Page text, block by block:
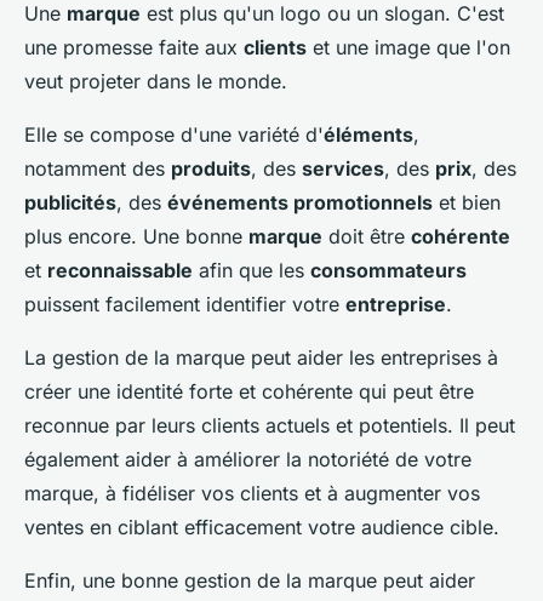
Une marque est plus qu'un logo ou un slogan. C'est
une promesse faite aux clients et une image que l'on
veut projeter dans le monde.
Elle se compose d'une variété d'éléments,
notamment des produits, des services, des prix, des
publicités, des événements promotionnels et bien
plus encore. Une bonne marque doit être cohérente
et reconnaissable afin que les consommateurs
puissent facilement identifier votre entreprise.
La gestion de la marque peut aider les entreprises à
créer une identité forte et cohérente qui peut être
reconnue par leurs clients actuels et potentiels. Il peut
également aider à améliorer la notoriété de votre
marque, à fidéliser vos clients et à augmenter vos
ventes en ciblant efficacement votre audience cible.
Enfin, une bonne gestion de la marque peut aider